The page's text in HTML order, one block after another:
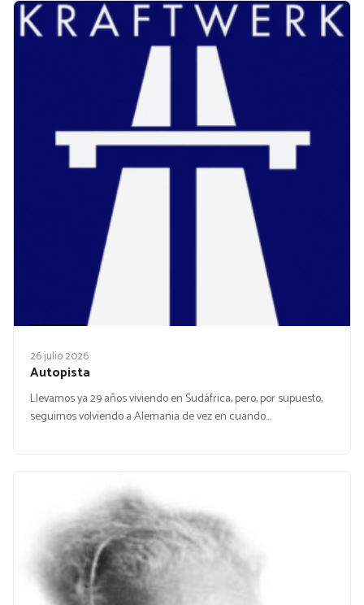
26 julio 2026
Autopista
Llevamos ya 29 años viviendo en Sudáfrica, pero, por supuesto,
seguimos volviendo a Alemania de vez en cuando…